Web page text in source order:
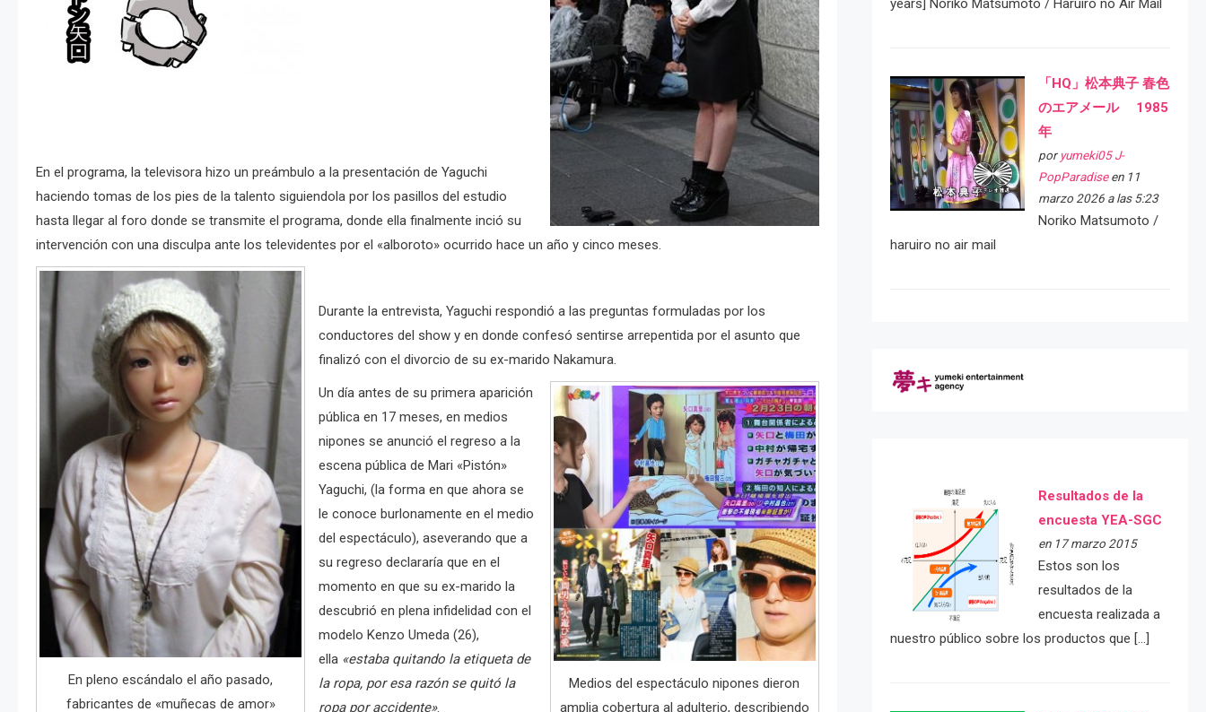
En el programa, la televisora hizo un preámbulo a la presentación de Yaguchi
haciendo tomas de los pies de la talento siguiendola por los pasillos del estudio
hasta llegar al foro donde se transmite el programa, donde ella finalmente inció su
intervención con una disculpa ante los televidentes por el «alboroto» ocurrido hace un año y cinco meses.
En pleno escándalo el año pasado,
fabricantes de «muñecas de amor»
Durante la entrevista, Yaguchi respondió a las preguntas formuladas por los
conductores del show y en donde confesó sentirse arrepentida por el asunto que
finalizó con el divorcio de su ex-marido Nakamura.
Medios del espectáculo nipones dieron
amplia cobertura al adulterio, describiendo
Un día antes de su primera aparición
pública en 17 meses, en medios
nipones se anunció el regreso a la
escena pública de Mari «Pistón»
Yaguchi, (la forma en que ahora se
le conoce burlonamente en el medio
del espectáculo), aseverando que a
su regreso declararía que en el
momento en que su ex-marido la
descubrió en plena infidelidad con el
modelo Kenzo Umeda (26),
ella «estaba quitando la etiqueta de
la ropa, por esa razón se quitó la
ropa por accidente».
years] Noriko Matsumoto / Haruiro no Air Mail
「HQ」松本典子 春色
のエアメール 1985
年
por yumeki05 J-
PopParadiseen 11
marzo 2026 a las 5:23
Noriko Matsumoto /
haruiro no air mail
Resultados de la
encuesta YEA-SGC
en 17 marzo 2015
Estos son los
resultados de la
encuesta realizada a
nuestro público sobre los productos que […]